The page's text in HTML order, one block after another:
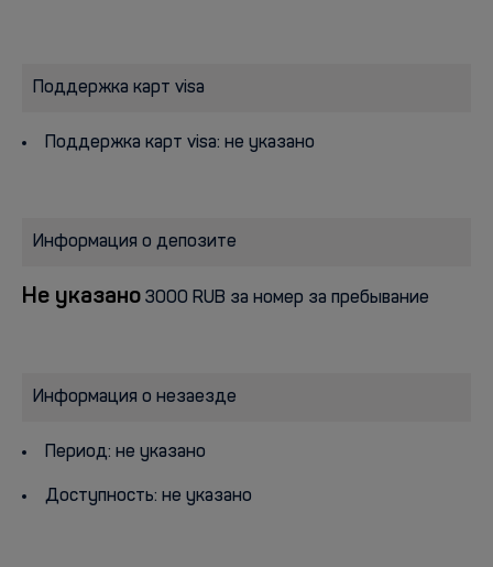
Поддержка карт visa
Поддержка карт visa: не указано
Информация о депозите
Не указано 3000 RUB за номер за пребывание
Информация о незаезде
Период: не указано
Доступность: не указано